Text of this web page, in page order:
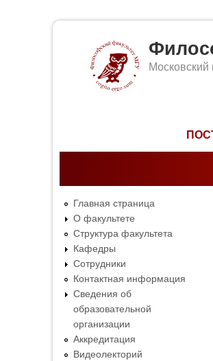
Главная страница
О факультете
Структура факультета
Кафедры
Сотрудники
Контактная информация
Сведения об
образовательной
организации
Аккредитация
Видеолекторий